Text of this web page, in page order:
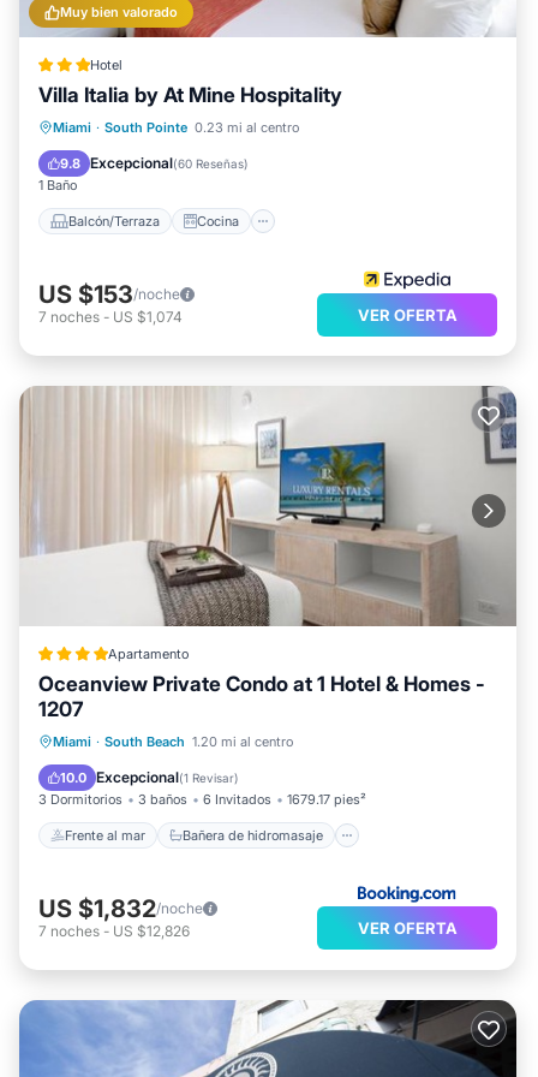
Muy bien valorado
Hotel
Villa Italia by At Mine Hospitality
Miami · South Pointe 0.23 mi al centro
9.8 Excepcional(60 Reseñas)
1 Baño
Balcón/Terraza Cocina
Balcón/Terraza
Cocina
Aire acondicionado
US $153/noche
7 noches - US $1,074 VER OFERTA
Apartamento
Oceanview Private Condo at 1 Hotel & Homes -
1207
Miami · South Beach 1.20 mi al centro
10.0 Excepcional(1 Revisar)
3 Dormitorios 3 baños 6 Invitados 1679.17 pies²
Frente al mar Bañera de hidromasaje
Frente al mar
Bañera de hidromasaje
Desayuno
Aparcamiento
US $1,832/noche
7 noches - US $12,826 VER OFERTA